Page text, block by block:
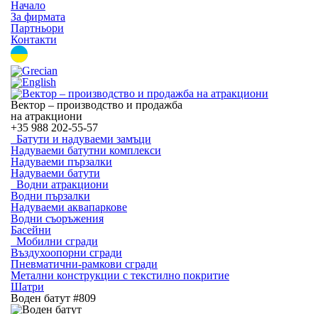
Начало
За фирмата
Партньори
Контакти
Вектор – производство и продажба
на атракциони
+35 988 202-55-57
Батути и надуваеми замъци
Надуваеми батутни комплекси
Надуваеми пързалки
Надуваеми батути
Водни атракциони
Водни пързалки
Надуваеми аквапаркове
Водни съоръжения
Басейни
Мобилни сгради
Въздухоопорни сгради
Пневматични-рамкови сгради
Метални конструкции с текстилно покритие
Шатри
Воден батут #809